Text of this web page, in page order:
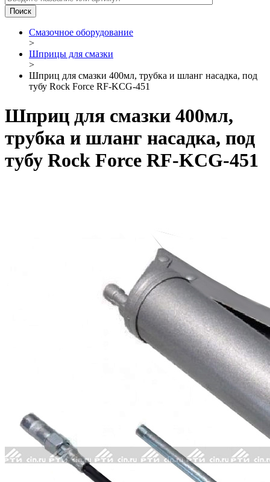
Смазочное оборудование
>
Шприцы для смазки
>
Шприц для смазки 400мл, трубка и шланг насадка, под
тубу Rock Force RF-KCG-451
Шприц для смазки 400мл,
трубка и шланг насадка, под
тубу Rock Force RF-KCG-451